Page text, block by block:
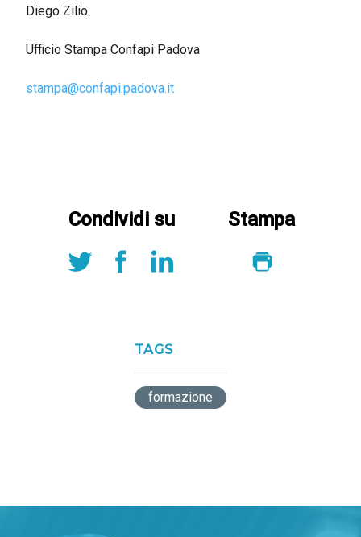
Diego Zilio
Ufficio Stampa Confapi Padova
stampa@confapi.padova.it
Condividi su Stampa
TAGS
formazione